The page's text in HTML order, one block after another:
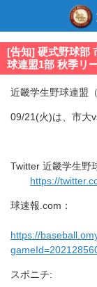
[告知] 硬式野球部
球連盟1部 秋季リ
近畿学生野球連盟
09/21(火)は、市大
Twitter 近畿学生野
https://
球速報.com：
https://
スポニチ: